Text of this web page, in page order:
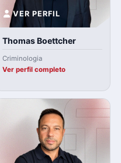
VER PERFIL
Thomas Boettcher
Criminologia
Ver perfil completo